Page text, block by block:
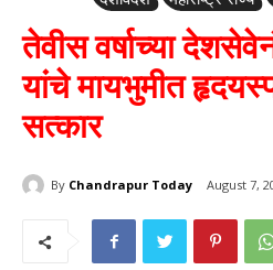
तेवीस वर्षाच्या
यांचे मायभुमीत
सत्कार
By Chandrapur Today August 7,